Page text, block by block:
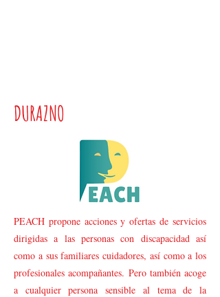
DURAZNO
PEACH propone acciones y ofertas de servicios
dirigidas a las personas con discapacidad así
como a sus familiares cuidadores, así como a los
profesionales acompañantes. Pero también acoge
a cualquier persona sensible al tema de la